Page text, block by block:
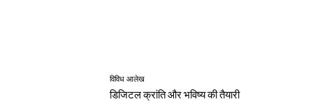
विविध आलेख
डिजिटल क्रांति और भविष्य की तैयारी